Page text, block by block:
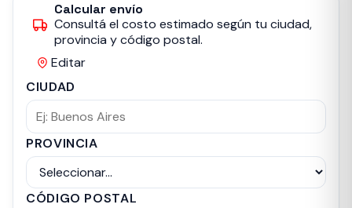
Calcular envío
Consultá el costo estimado según tu ciudad,
provincia y código postal.
Editar
CIUDAD
PROVINCIA
CÓDIGO POSTAL